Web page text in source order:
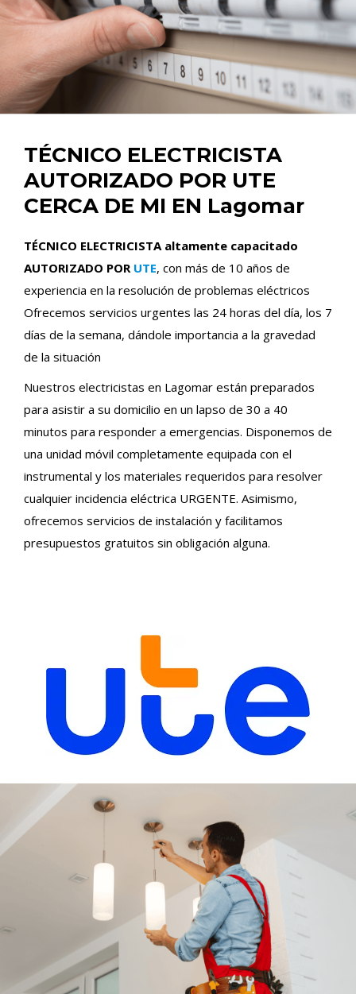
TÉCNICO ELECTRICISTA
AUTORIZADO POR UTE
CERCA DE MI EN Lagomar
TÉCNICO ELECTRICISTA altamente capacitado
AUTORIZADO POR UTE, con más de 10 años de
experiencia en la resolución de problemas eléctricos
Ofrecemos servicios urgentes las 24 horas del día, los 7
días de la semana, dándole importancia a la gravedad
de la situación
Nuestros electricistas en Lagomar están preparados
para asistir a su domicilio en un lapso de 30 a 40
minutos para responder a emergencias. Disponemos de
una unidad móvil completamente equipada con el
instrumental y los materiales requeridos para resolver
cualquier incidencia eléctrica URGENTE. Asimismo,
ofrecemos servicios de instalación y facilitamos
presupuestos gratuitos sin obligación alguna.